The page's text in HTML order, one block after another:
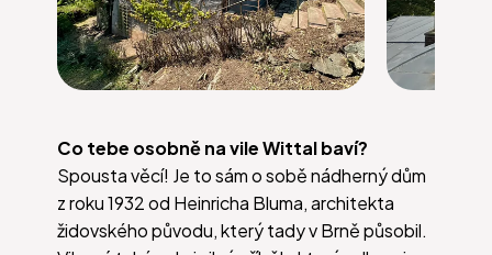
Co tebe osobně na vile Wittal baví?
Spousta věcí! Je to sám o sobě nádherný dům
z roku 1932 od Heinricha Bluma, architekta
židovského původu, který tady v Brně působil.